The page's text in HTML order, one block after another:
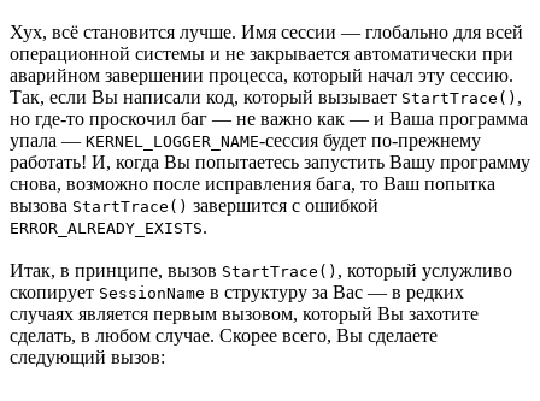
Хух, всё становится лучше. Имя сессии — глобально для всей
операционной системы и не закрывается автоматически при
аварийном завершении процесса, который начал эту сессию.
Так, если Вы написали код, который вызывает StartTrace() ,
но где-то проскочил баг — не важно как — и Ваша программа
упала — KERNEL_LOGGER_NAME-сессия будет по-прежнему
работать! И, когда Вы попытаетесь запустить Вашу программу
снова, возможно после исправления бага, то Ваш попытка
вызова StartTrace() завершится с ошибкой
ERROR_ALREADY_EXISTS.
Итак, в принципе, вызов StartTrace() , который услужливо
скопирует SessionName в структуру за Вас — в редких
случаях является первым вызовом, который Вы захотите
сделать, в любом случае. Скорее всего, Вы сделаете
следующий вызов: